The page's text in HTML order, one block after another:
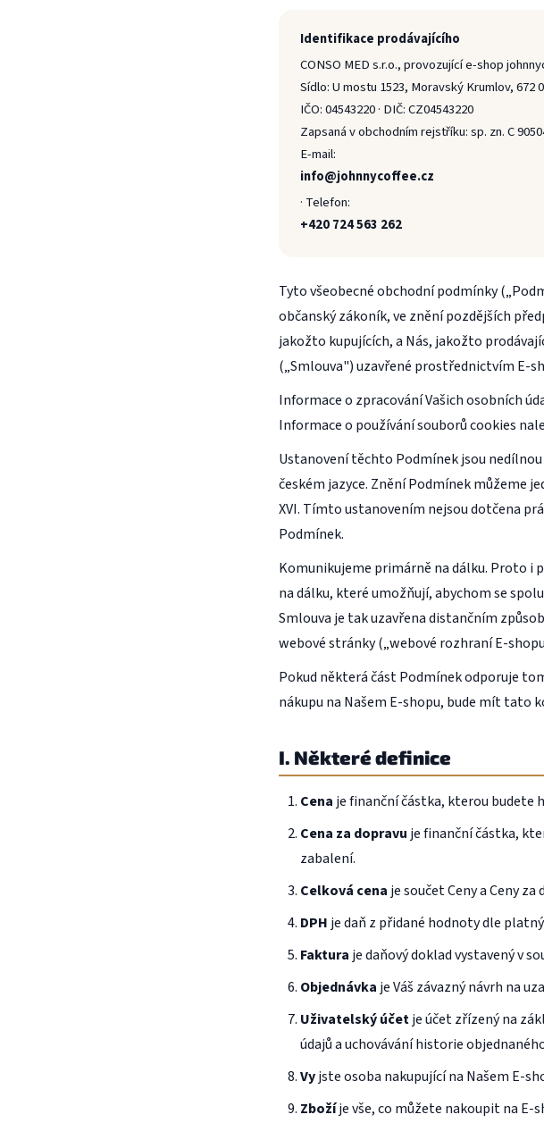
Identifikace prodávajícího
CONSO MED s.r.o., provozující e-shop
Sídlo: U mostu 1523, Moravský Krumlov, 672
IČO: 04543220 · DIČ: CZ04543220
Zapsaná v obchodním rejstříku: sp. zn. C
E-mail:
info@johnnycoffee.cz
· Telefon:
+420 724 563 262
Tyto všeobecné obchodní podmínky
občanský zákoník, ve znění pozdějších
jakožto kupujících, a Nás, jakožto
(„Smlouva") uzavřené prostřednictvím E-
Informace o zpracování Vašich osobních
Informace o používání souborů cookies
Ustanovení těchto Podmínek jsou
českém jazyce. Znění Podmínek můžeme
XVI. Tímto ustanovením nejsou dotčena
Podmínek.
Komunikujeme primárně na dálku. Proto i
na dálku, které umožňují, abychom se
Smlouva je tak uzavřena distančním
webové stránky („webové rozhraní E-
Pokud některá část Podmínek odporuje
nákupu na Našem E-shopu, bude mít tato
I. Některé definice
Cena je finanční částka, kterou budete
Cena za dopravu je finanční částka,
zabalení.
Celková cena je součet Ceny a Ceny za
DPH je daň z přidané hodnoty dle
Faktura je daňový doklad vystavený v
Objednávka je Váš závazný návrh na
Uživatelský účetje účet zřízený na
údajů a uchovávání historie
Vyjste osoba nakupující na Našem E-
Zbožíje vše, co můžete nakoupit na E-